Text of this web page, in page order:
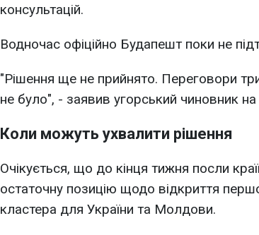
консультацій.
Водночас офіційно Будапешт поки не
"Рішення ще не прийнято. Переговори
не було", - заявив угорський чиновник на
Коли можуть ухвалити рішення
Очікується, що до кінця тижня посли
остаточну позицію щодо відкриття
кластера для України та Молдови.